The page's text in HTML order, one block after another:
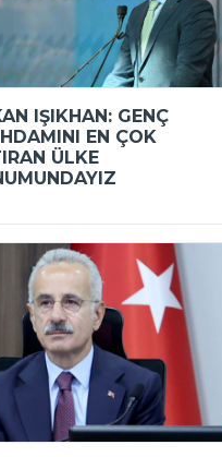
IŞIKHAN: GENÇ
EN ÇOK
ÜLKE